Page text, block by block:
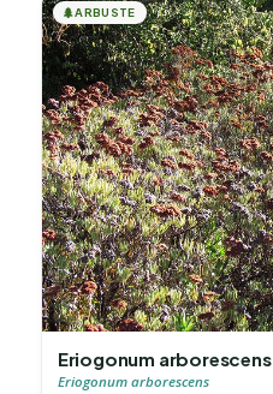
🌲ARBUSTE
Eriogonum arborescens
Eriogonum arborescens